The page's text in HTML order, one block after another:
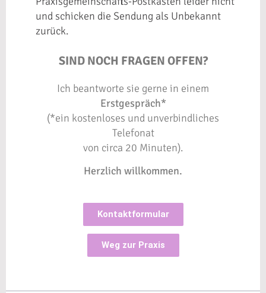
und schicken die Sendung als Unbekannt
zurück.
SIND NOCH FRAGEN OFFEN?
Ich beantworte sie gerne in einem
Erstgespräch*
(*ein kostenloses und unverbindliches
Telefonat
von circa 20 Minuten).
Herzlich willkommen.
Kontaktformular
Weg zur Praxis